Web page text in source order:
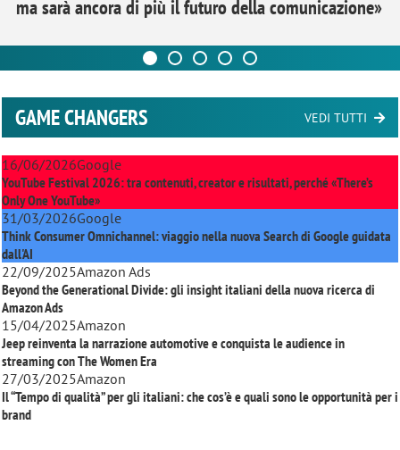
ma sarà ancora di più il futuro della comunicazione»
GAME CHANGERS VEDI TUTTI
16/06/2026Google
YouTube Festival 2026: tra contenuti, creator e risultati, perché «There’s
Only One YouTube»
31/03/2026Google
Think Consumer Omnichannel: viaggio nella nuova Search di Google guidata
dall'AI
22/09/2025Amazon Ads
Beyond the Generational Divide: gli insight italiani della nuova ricerca di
Amazon Ads
15/04/2025Amazon
Jeep reinventa la narrazione automotive e conquista le audience in
streaming conThe Women Era
27/03/2025Amazon
Il “Tempo di qualità” per gli italiani: che cos’è e quali sono le opportunità per i
brand